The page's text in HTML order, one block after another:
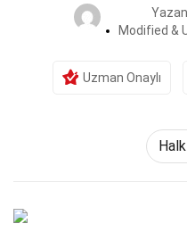
Modified &
Uzman Onaylı
Halk